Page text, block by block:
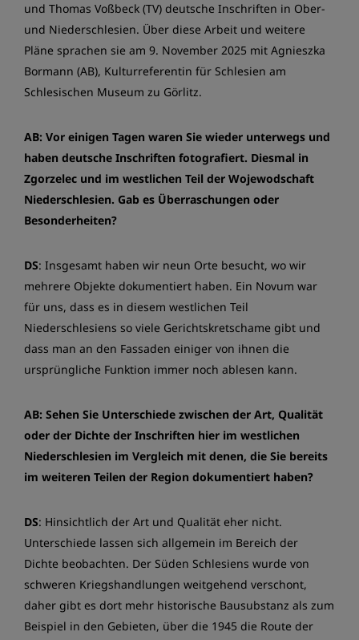
und Thomas Voßbeck (TV) deutsche Inschriften in Ober-
und Niederschlesien. Über diese Arbeit und weitere
Pläne sprachen sie am 9. November 2025 mit Agnieszka
Bormann (AB), Kulturreferentin für Schlesien am
Schlesischen Museum zu Görlitz.
AB: Vor einigen Tagen waren Sie wieder unterwegs und
haben deutsche Inschriften fotografiert. Diesmal in
Zgorzelec und im westlichen Teil der Wojewodschaft
Niederschlesien. Gab es Überraschungen oder
Besonderheiten?
DS: Insgesamt haben wir neun Orte besucht, wo wir
mehrere Objekte dokumentiert haben. Ein Novum war
für uns, dass es in diesem westlichen Teil
Niederschlesiens so viele Gerichtskretschame gibt und
dass man an den Fassaden einiger von ihnen die
ursprüngliche Funktion immer noch ablesen kann.
AB: Sehen Sie Unterschiede zwischen der Art, Qualität
oder der Dichte der Inschriften hier im westlichen
Niederschlesien im Vergleich mit denen, die Sie bereits
im weiteren Teilen der Region dokumentiert haben?
DS: Hinsichtlich der Art und Qualität eher nicht.
Unterschiede lassen sich allgemein im Bereich der
Dichte beobachten. Der Süden Schlesiens wurde von
schweren Kriegshandlungen weitgehend verschont,
daher gibt es dort mehr historische Bausubstanz als zum
Beispiel in den Gebieten, über die 1945 die Route der